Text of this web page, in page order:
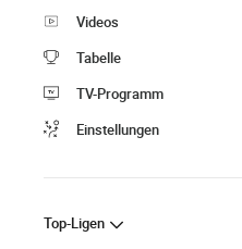
Videos
Tabelle
TV-Programm
Einstellungen
Top-Ligen